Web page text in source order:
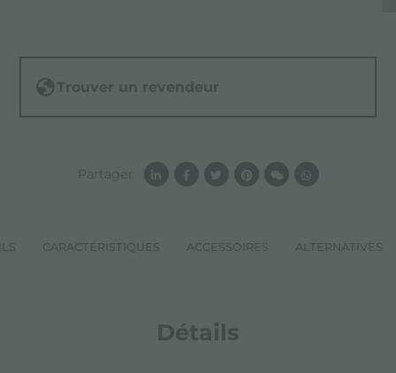
CARACTÉRISTIQUES ACCESSOIRES ALTERNATIVES
Détails
Trouver un revendeur
Partager